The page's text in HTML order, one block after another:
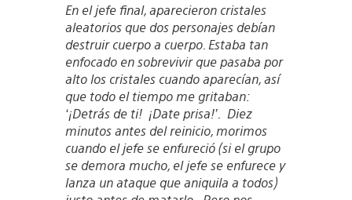
En el jefe final, aparecieron cristales
aleatorios que dos personajes debían
destruir cuerpo a cuerpo. Estaba tan
enfocado en sobrevivir que pasaba por
alto los cristales cuando aparecían, así
que todo el tiempo me gritaban:
‘¡Detrás de ti! ¡Date prisa!’. Diez
minutos antes del reinicio, morimos
cuando el jefe se enfureció (si el grupo
se demora mucho, el jefe se enfurece y
lanza un ataque que aniquila a todos)